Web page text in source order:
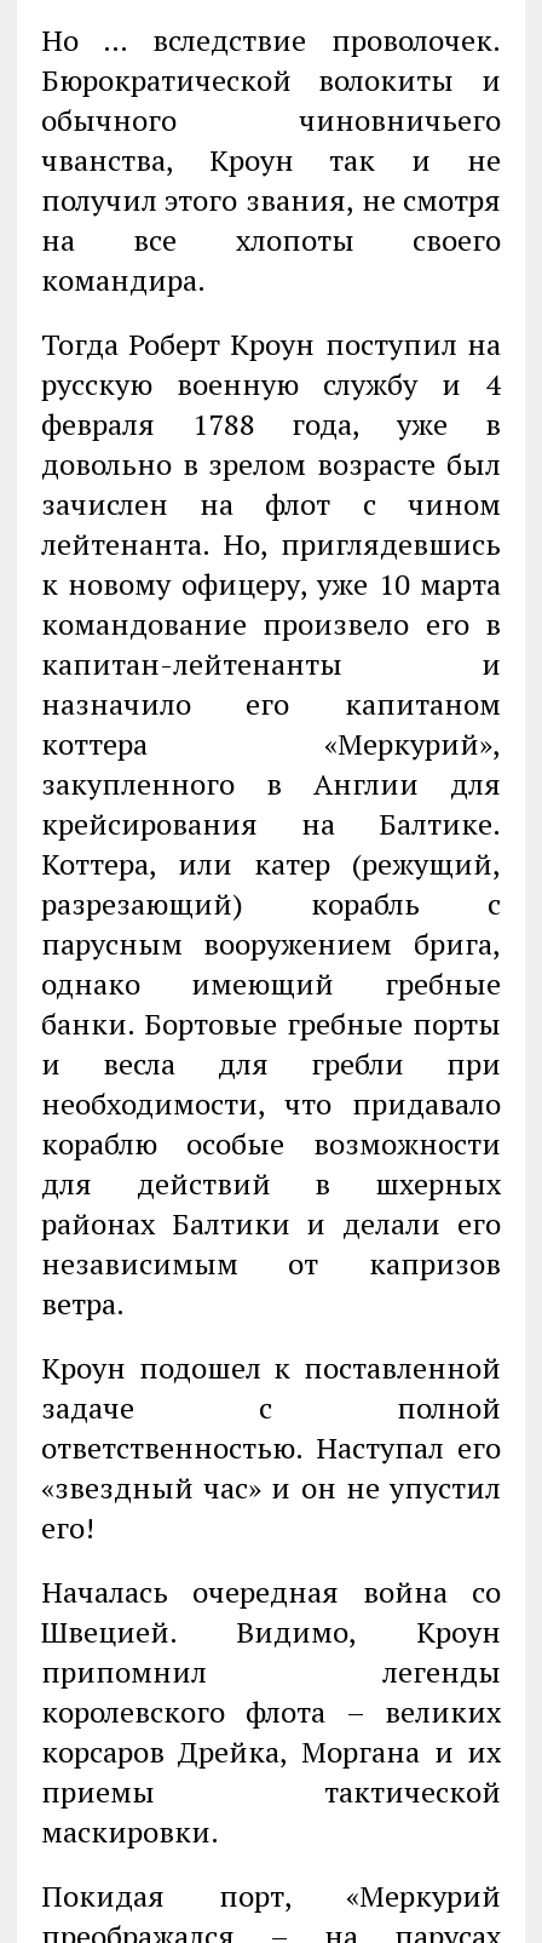
Но … вследствие проволочек.
Бюрократической волокиты и
обычного чиновничьего
чванства, Кроун так и не
получил этого звания, не смотря
на все хлопоты своего
командира.
Тогда Роберт Кроун поступил на
русскую военную службу и 4
февраля 1788 года, уже в
довольно в зрелом возрасте был
зачислен на флот с чином
лейтенанта. Но, приглядевшись
к новому офицеру, уже 10 марта
командование произвело его в
капитан-лейтенанты и
назначило его капитаном
коттера «Меркурий»,
закупленного в Англии для
крейсирования на Балтике.
Коттера, или катер (режущий,
разрезающий) корабль с
парусным вооружением брига,
однако имеющий гребные
банки. Бортовые гребные порты
и весла для гребли при
необходимости, что придавало
кораблю особые возможности
для действий в шхерных
районах Балтики и делали его
независимым от капризов
ветра.
Кроун подошел к поставленной
задаче с полной
ответственностью. Наступал его
«звездный час» и он не упустил
его!
Началась очередная война со
Швецией. Видимо, Кроун
припомнил легенды
королевского флота – великих
корсаров Дрейка, Моргана и их
приемы тактической
маскировки.
Покидая порт, «Меркурий
преображался – на парусах